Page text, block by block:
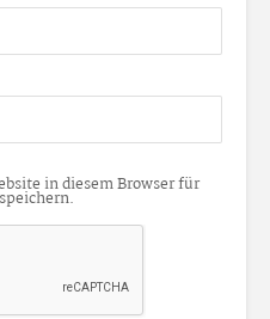
in diesem Browser für